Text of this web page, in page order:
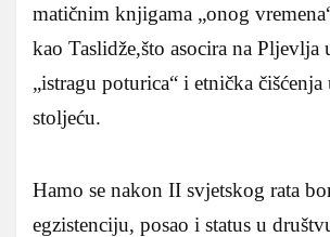
matičnim knjigama „onog
kao Taslidže,što asocira na
„istragu poturica“ i etnička
stoljeću.
Hamo se nakon II svjetskog rata
egzistenciju, posao i status u